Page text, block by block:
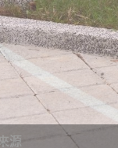
源
源
的中廊
的中廊